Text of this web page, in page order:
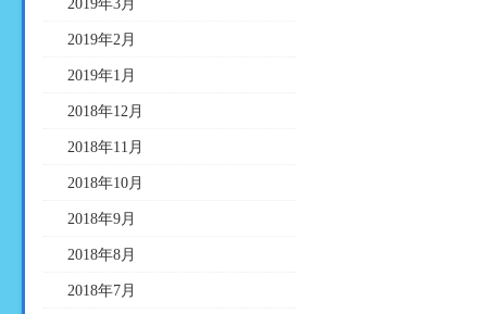
2019年3月
2019年2月
2019年1月
2018年12月
2018年11月
2018年10月
2018年9月
2018年8月
2018年7月